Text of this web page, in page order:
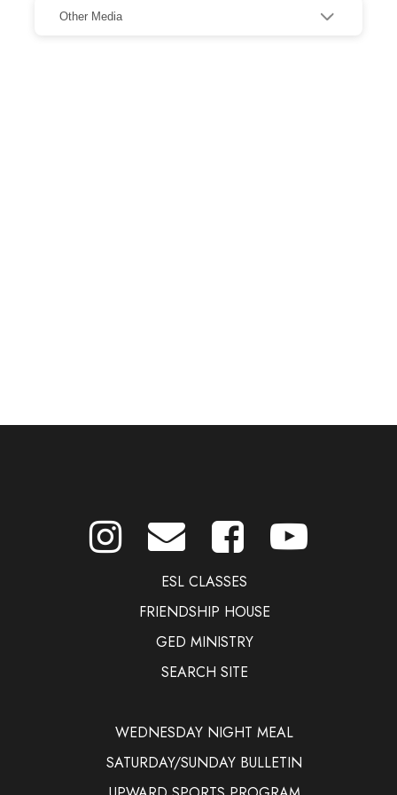
ESL CLASSES
FRIENDSHIP HOUSE
GED MINISTRY
SEARCH SITE
WEDNESDAY NIGHT MEAL
SATURDAY/SUNDAY BULLETIN